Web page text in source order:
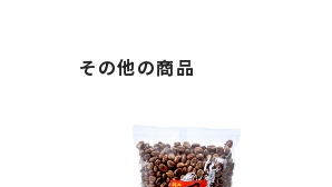
その他の商品